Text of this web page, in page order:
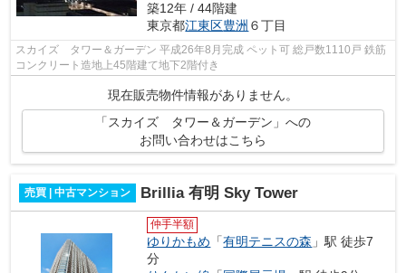
築12年 / 44階建
東京都江東区豊洲 ６丁目
スカイズ タワー＆ガーデン 平成26年8月完成 ペット可 総戸数1110戸 鉄筋
コンクリート造地上45階建て地下2階付き
現在販売物件情報がありません。
「スカイズ タワー＆ガーデン」への
お問い合わせはこちら
売買 | 中古マンション Brillia 有明 Sky Tower
仲手半額
ゆりかもめ 「有明テニスの森 」駅 徒歩7
分